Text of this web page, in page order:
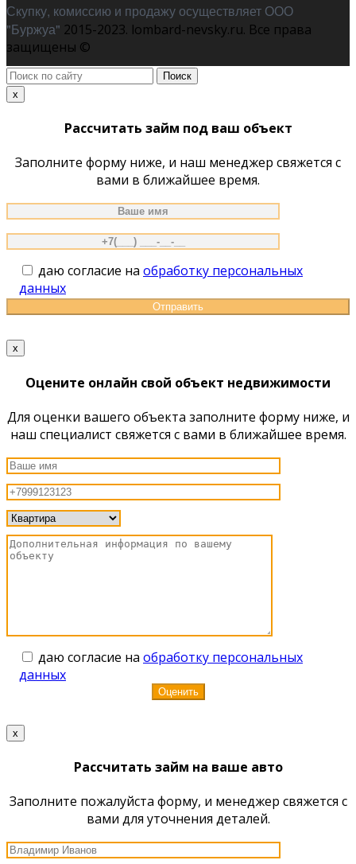
Скупку, комиссию и продажу осуществляет ООО
"Буржуа" 2015-2023. lombard-nevsky.ru. Все права
защищены ©
Поиск
по
x
Рассчитать займ под ваш объект
Заполните форму ниже, и наш менеджер свяжется с
вами в ближайшее время.
даю согласие на обработку персональных
данных
x
Оцените онлайн свой объект недвижимости
Для оценки вашего объекта заполните форму ниже, и
наш специалист свяжется с вами в ближайшее время.
даю согласие на обработку персональных
данных
x
Рассчитать займ на ваше авто
Заполните пожалуйста форму, и менеджер свяжется с
вами для уточнения деталей.